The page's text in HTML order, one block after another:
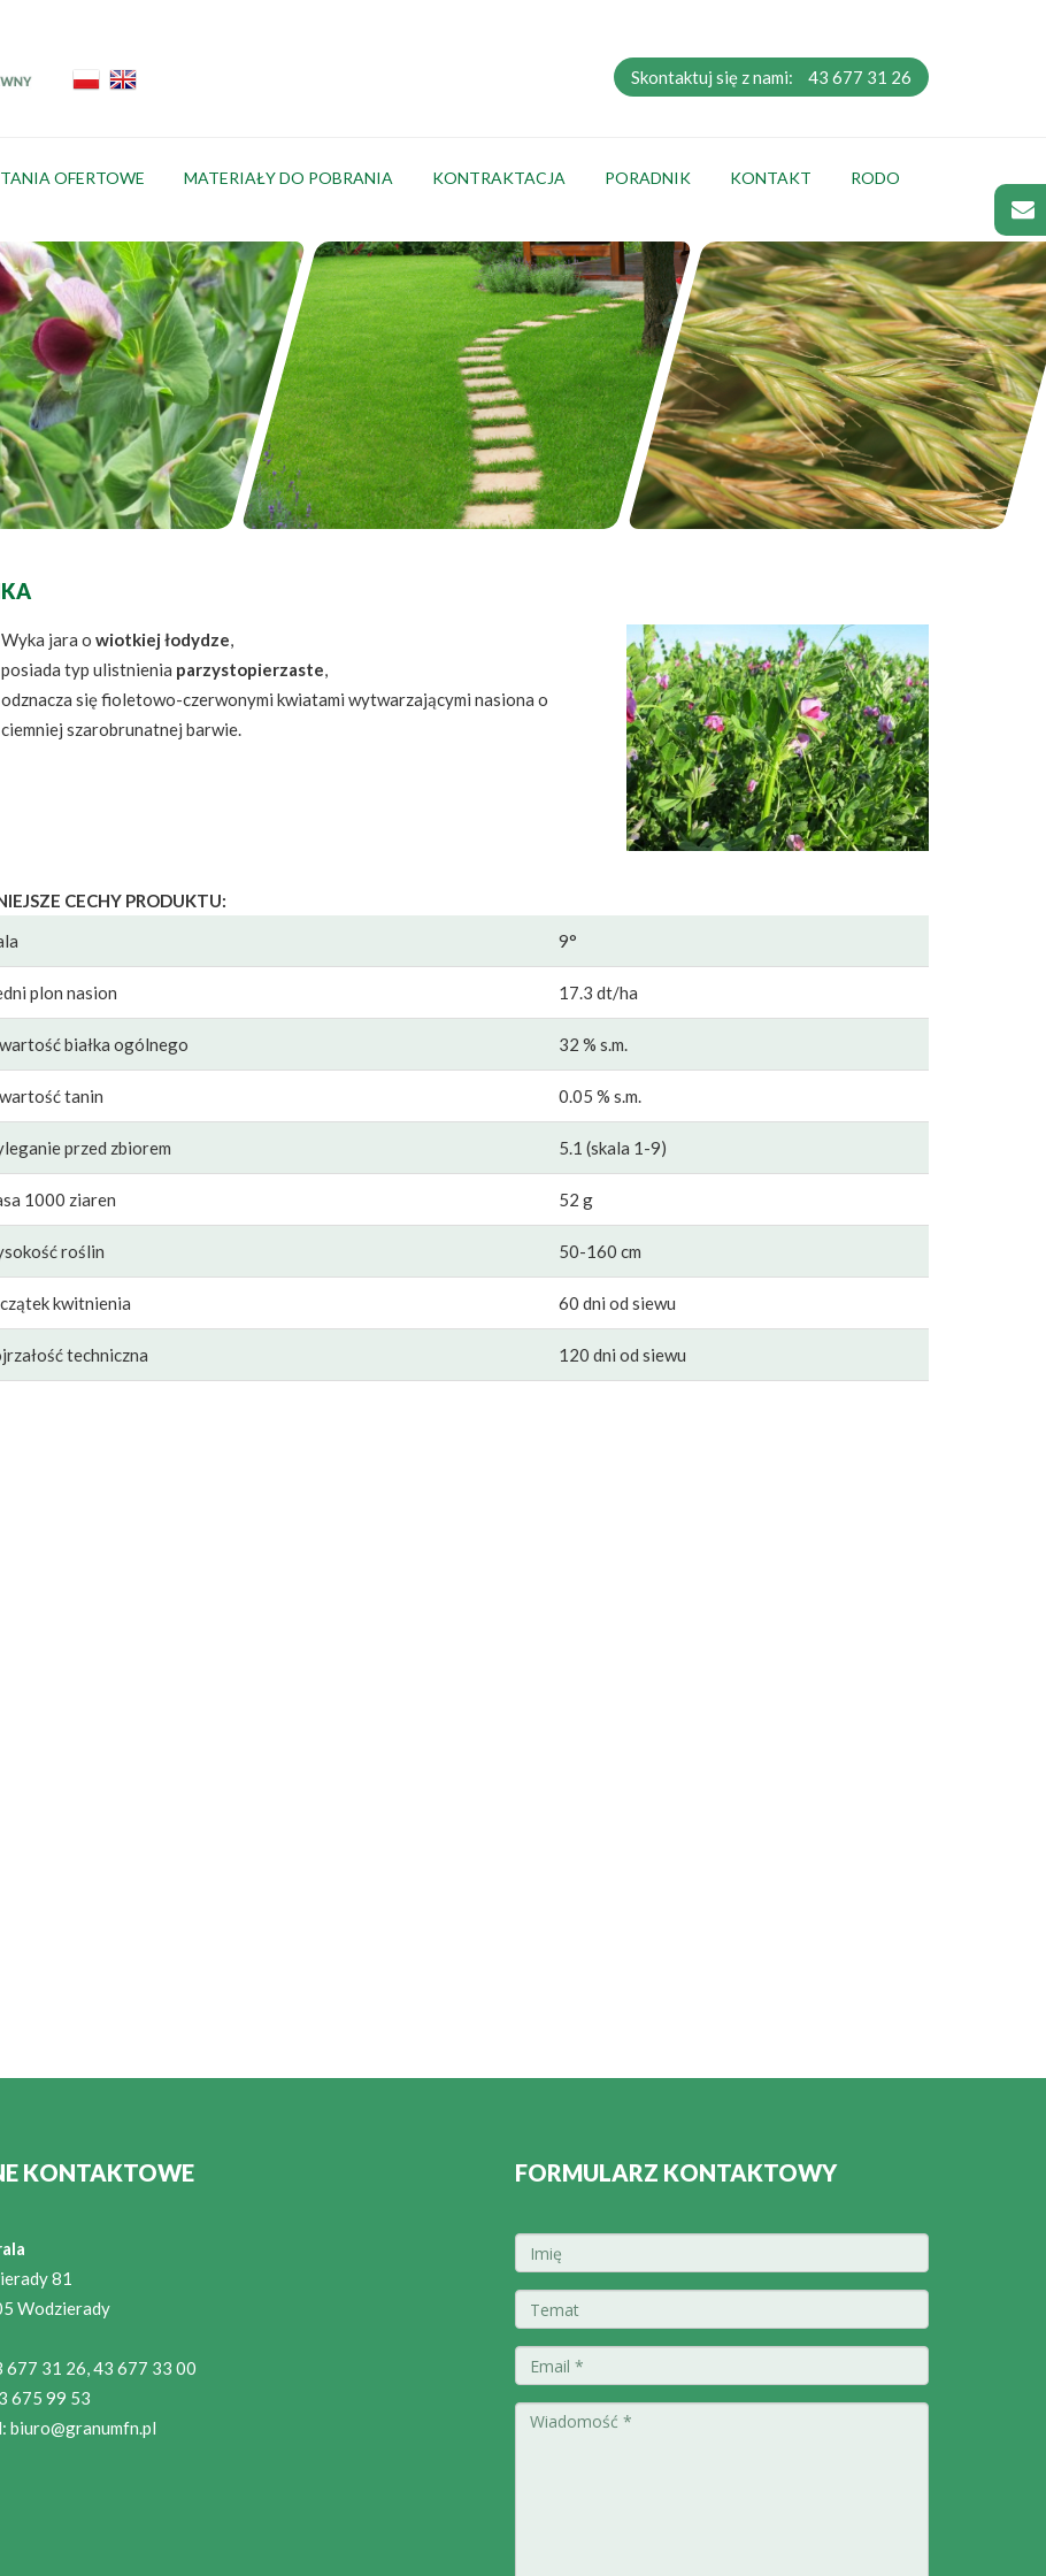
Skontaktuj się z nami: 43 677 31 26
OFERTOWE MATERIAŁY DO POBRANIA KONTRAKTACJA PORADNIK KONTAKT RODO
Wyka jara o wiotkiej łodydze,
posiada typ ulistnienia parzystopierzaste,
odznacza się fioletowo-czerwonymi kwiatami wytwarzającymi nasiona o
ciemniej szarobrunatnej barwie.
CECHY PRODUKTU:
9°
plon nasion 17.3 dt/ha
białka ogólnego 32 % s.m.
tanin 0.05 % s.m.
przed zbiorem 5.1 (skala 1-9)
1000 ziaren 52 g
roślin 50-160 cm
kwitnienia 60 dni od siewu
techniczna 120 dni od siewu
KONTAKTOWE
81
Wodzierady
677 31 26, 43 677 33 00
675 99 53
biuro@granumfn.pl
FORMULARZ KONTAKTOWY